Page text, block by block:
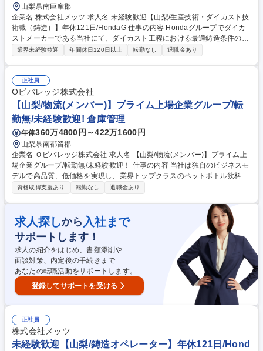
山梨県南巨摩郡
企業名 株式会社メッツ 求人名 未経験歓迎【山梨/生産技術・ダイカスト技
術職（鋳造）】年休121日/HondaG 仕事の内容 Hondaグループでダイカ
ストメーカーである当社にて、ダイカスト工程における最適鋳造条件の設
定、品質改善、新機種立上げ、工程設計、設備導入検討など、生産技術領
点支援（必要に応じ） ■鋳造領域(DCマシン、スプレー/取出しロボット、
デバイス、方案除去、バリトリなど)工程設計およびライン構成検討■設備
導入の検討(治具および各種設備仕様の検討、メーカー対応)※現場と密接
に連携しながら、生産改善および品質向上に取り組む技術業務 ※変更の範
囲：当社業務全般 募集職種 未経験歓迎【山梨/生産技術・ダイカスト技術
職（鋳造）】年休121日/HondaG
業界未経験歓迎 年間休日120日以上 転勤なし 退職金あり
正社員
Oビバレッジ株式会社
【山梨/物流(メンバー)】プライム上場企業グループ/転
勤無/未経験歓迎! 倉庫管理
年俸360万4800円～422万1600円
山梨県南都留郡
企業名 Ｏビバレッジ株式会社 求人名 【山梨/物流(メンバー)】プライム上
場企業グループ/転勤無/未経験歓迎！ 仕事の内容 当社は独自のビジネスモ
デルで高品質、低価格を実現し、業界トップクラスのペットボトル飲料メ
ーカーのグループ企業です。そんな当社山中湖工場にて、物流職をお任せ
飲料）の運搬 ■入出荷業務 ■倉庫内作業 ■在庫管理（PC業務・事務作業）
等にも関わっていただきます またそのほか、これらに付随する業務をお任
せいたします。 リフトの免許も会社費用で取得頂くことが可能！将来的に
物流に付随する事務業務も担当いただく可能性がございます。 募集職種
【山梨/物流(メンバー)】プライム上場企業グループ/転勤無/未経験歓迎！
資格取得支援あり 転勤なし 退職金あり
求人探しから 入社まで
サポートします！
求人の紹介をはじめ、書類添削や
面談対策、内定後の手続きまで
あなたの転職活動をサポートします。
登録してサポートを受ける
正社員
株式会社メッツ
未経験歓迎【山梨/鋳造オペレーター】年休121日/Hond